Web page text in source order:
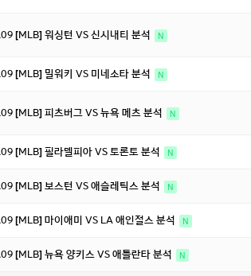
[MLB] 워싱턴 VS 신시내티 분석 N
[MLB] 밀워키 VS 미네소타 분석 N
[MLB] 피츠버그 VS 뉴욕 메츠 분석 N
[MLB] 필라델피아 VS 토론토 분석 N
[MLB] 보스턴 VS 애슬레틱스 분석 N
[MLB] 마이애미 VS LA 애인절스 분석 N
[MLB] 뉴욕 양키스 VS 애틀란타 분석 N